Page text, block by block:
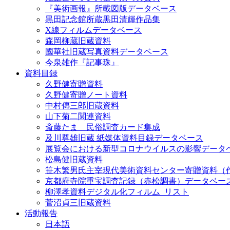
『美術画報』所載図版データベース
黒田記念館所蔵黒田清輝作品集
X線フィルムデータベース
森岡柳蔵旧蔵資料
國華社旧蔵写真資料データベース
今泉雄作『記事珠』
資料目録
久野健寄贈資料
久野健寄贈ノート資料
中村傳三郎旧蔵資料
山下菊二関連資料
斎藤たま 民俗調査カード集成
及川尊雄旧蔵 紙媒体資料目録データベース
展覧会における新型コロナウイルスの影響データ
松島健旧蔵資料
笹木繁男氏主宰現代美術資料センター寄贈資料（
京都府寺院重宝調査記録（赤松調書）データベー
柳澤孝資料デジタル化フィルム_リスト
菅沼貞三旧蔵資料
活動報告
日本語